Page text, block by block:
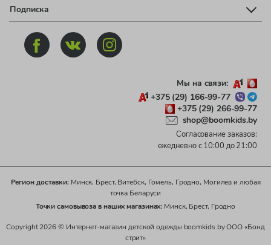
Подписка
Мы на связи:
+375 (29) 166-99-77
+375 (29) 266-99-77
shop@boomkids.by
Согласование заказов:
ежедневно с 10:00 до 21:00
Регион доставки:Минск, Брест, Витебск, Гомель, Гродно, Могилев и любая
точка Беларуси
Точки самовывоза в наших магазинах: Минск, Брест, Гродно
Copyright 2026 © Интернет-магазин детской одежды boomkids.by ООО «Бонд
стрит»